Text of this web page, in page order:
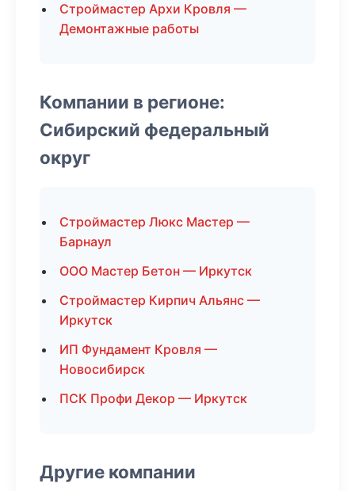
Строймастер Архи Кровля —
Демонтажные работы
Компании в регионе:
Сибирский федеральный
округ
Строймастер Люкс Мастер —
Барнаул
ООО Мастер Бетон — Иркутск
Строймастер Кирпич Альянс —
Иркутск
ИП Фундамент Кровля —
Новосибирск
ПСК Профи Декор — Иркутск
Другие компании